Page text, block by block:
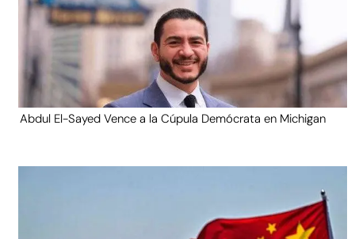
Abdul El-Sayed Vence a la Cúpula Demócrata en Michigan